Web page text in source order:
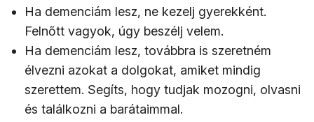
Ha demenciám lesz, ne kezelj gyerekként.
Felnőtt vagyok, úgy beszélj velem.
Ha demenciám lesz, továbbra is szeretném
élvezni azokat a dolgokat, amiket mindig
szerettem. Segíts, hogy tudjak mozogni, olvasni
és találkozni a barátaimmal.